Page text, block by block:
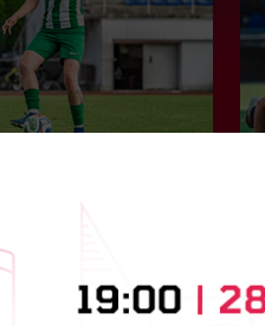
futbola līgas jūnija
"Metta" spēlētāja
tika noskaidrota